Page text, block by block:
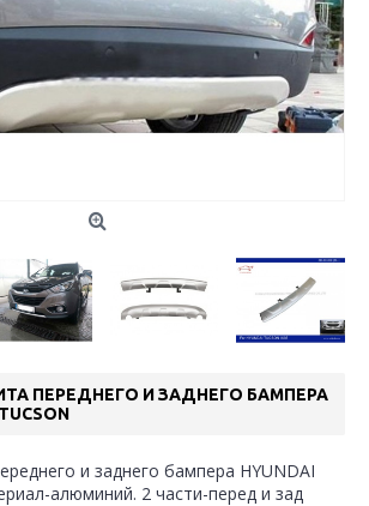
ПЕРЕДНЕГО И ЗАДНЕГО БАМПЕРА
и заднего бампера HYUNDAI
алюминий. 2 части-перед и зад